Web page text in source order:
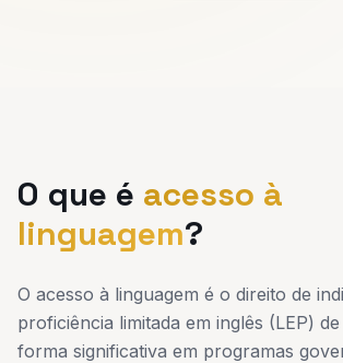
O que é acesso à
linguagem?
O acesso à linguagem é o direito de
proficiência limitada em inglês (LEP)
forma significativa em programas